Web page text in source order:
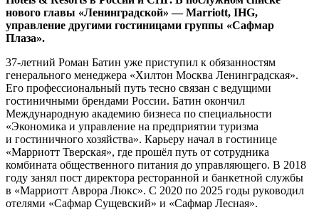
нового главы «Ленинградской» — Marriott, IHG,
управление другими гостиницами группы «Сафмар
Плаза».
37-летний Роман Батин уже приступил к обязанностям
генерального менеджера «Хилтон Москва Ленинградская».
Его профессиональный путь тесно связан с ведущими
гостиничными брендами России. Батин окончил
Международную академию бизнеса по специальности
«Экономика и управление на предприятии туризма
и гостиничного хозяйства». Карьеру начал в гостинице
«Марриотт Тверская», где прошёл путь от сотрудника
комбината общественного питания до управляющего. В 2018
году занял пост директора ресторанной и банкетной службы
в «Марриотт Аврора Люкс». С 2020 по 2025 годы руководил
отелями «Сафмар Сущевский» и «Сафмар Лесная».